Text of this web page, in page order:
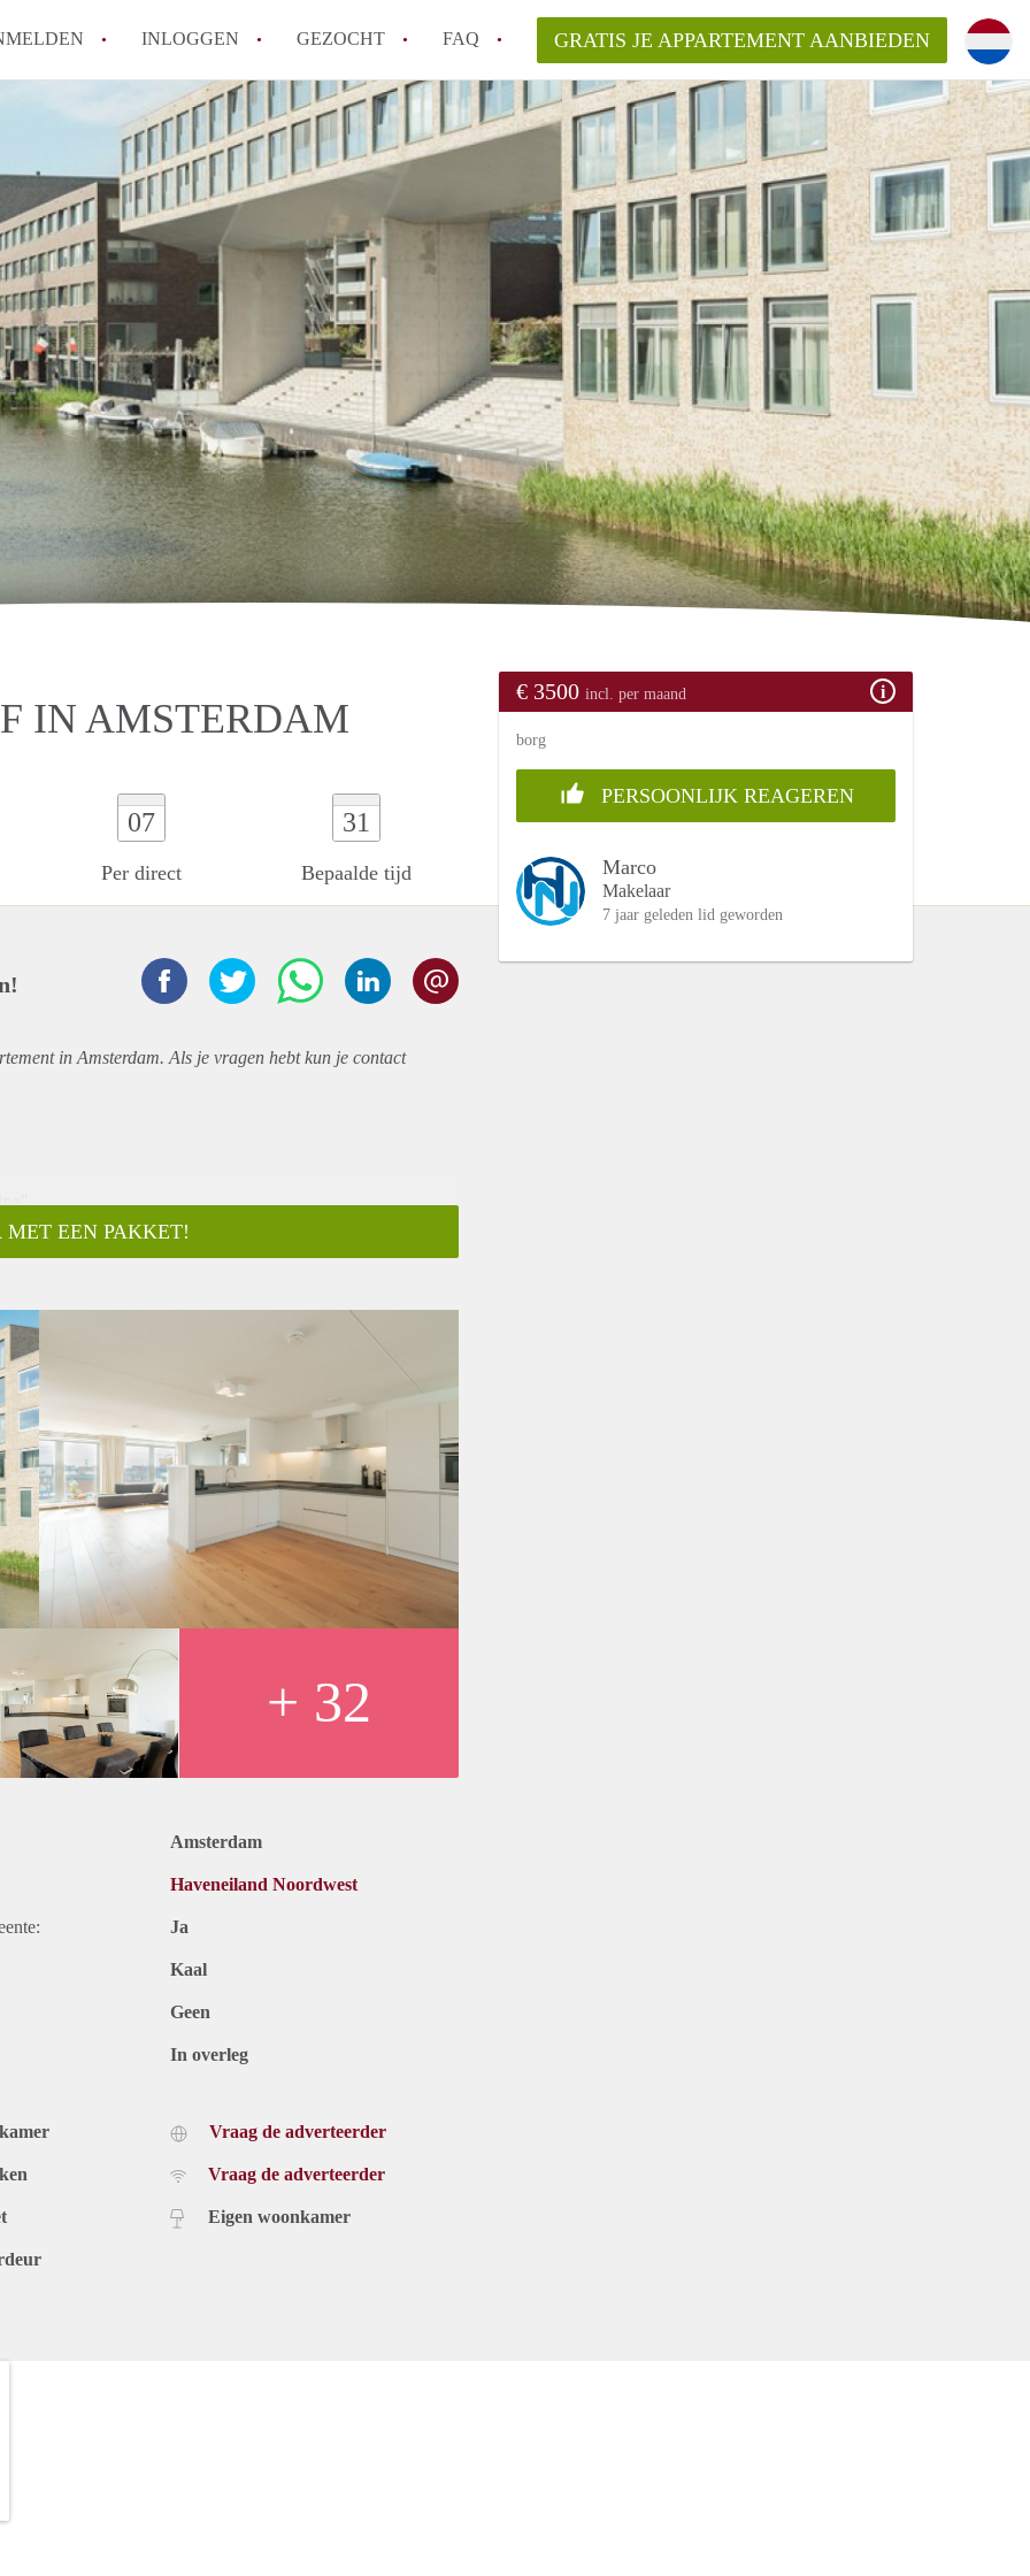
INLOGGEN GEZOCHT FAQ
Wat is de Wet Betaalbare Huur en wat betekent die voor mij als huurder in
Amsterdam?
Wat zijn de voordelen van het huren van een appartement in Amsterdam?
Hoe vind je een goedkoop appartement in Amsterdam?
Wat zijn de verplichtingen van een verhuurder van een huur appartement?
Kan je beter een appartement huren of kopen in Amsterdam?
Alle veelgestelde vragen
GRATIS JE APPARTEMENT AANBIEDEN
IN AMSTERDAM
07
Per direct
31
Bepaalde tijd
€ 3500 incl. per maand
borg
PERSOONLIJK REAGEREN
Marco
Makelaar
7 jaar geleden lid geworden
in Amsterdam. Als je vragen hebt kun je contact
IJburg!
the basement of the building.
playgrounds, sportsclub, the harbor with cozy bars and
can relax on the summer days at the city beach Blijburg
many restaurants on the harbor, along the IJburglaan or on
option to extend (diplomatic clause Model C contract)
friends / colleagues)
MET EEN PAKKET!
+ 32
Amsterdam
Haveneiland Noordwest
Ja
Kaal
Geen
In overleg
Vraag de adverteerder
Vraag de adverteerder
Eigen woonkamer